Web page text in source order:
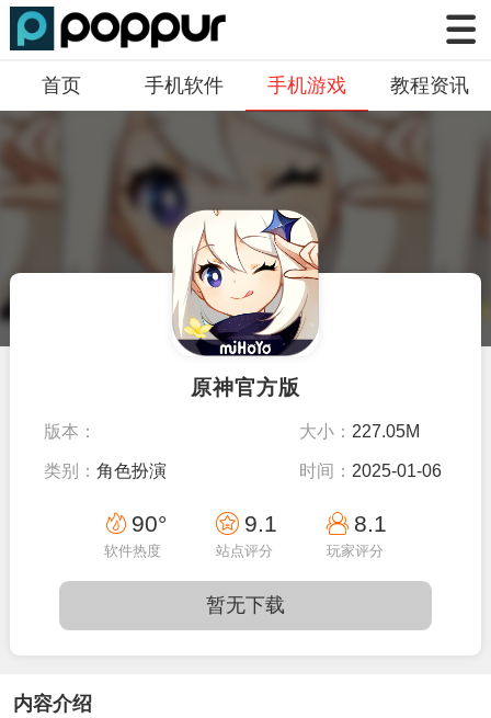
首页 手机软件 手机游戏 教程资讯
原神官方版
版本：
v2.6.0_6179196_6305792
大小：227.05M
类别：角色扮演 时间： 2025-01-06
11:10:05
90°
软件热度
9.1
站点评分
8.1
玩家评分
暂无下载
内容介绍